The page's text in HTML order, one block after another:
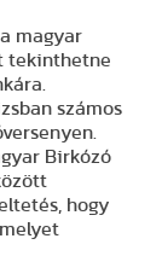
magyar
tekinthetne
számos
Birkózó
hogy